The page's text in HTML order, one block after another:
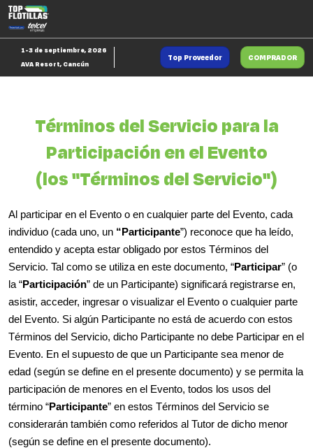
Saltar
al
1-3 de septiembre, 2026
AVA Resort, Cancún
Top Proveedor COMPRADOR
Términos del Servicio para la
Participación en el Evento
(los "Términos del Servicio")
Al participar en el Evento o en cualquier parte del Evento, cada
individuo (cada uno, un “Participante”) reconoce que ha leído,
entendido y acepta estar obligado por estos Términos del
Servicio. Tal como se utiliza en este documento, “Participar” (o
la “Participación” de un Participante) significará registrarse en,
asistir, acceder, ingresar o visualizar el Evento o cualquier parte
del Evento. Si algún Participante no está de acuerdo con estos
Términos del Servicio, dicho Participante no debe Participar en el
Evento. En el supuesto de que un Participante sea menor de
edad (según se define en el presente documento) y se permita la
participación de menores en el Evento, todos los usos del
término “Participante” en estos Términos del Servicio se
considerarán también como referidos al Tutor de dicho menor
(según se define en el presente documento).